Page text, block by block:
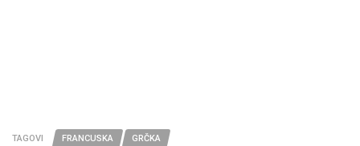
TAGOVI FRANCUSKA GRČKA